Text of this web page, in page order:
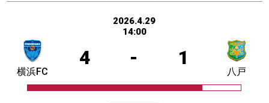
2026.4.29
14:00
4 - 1
横浜FC 八戸